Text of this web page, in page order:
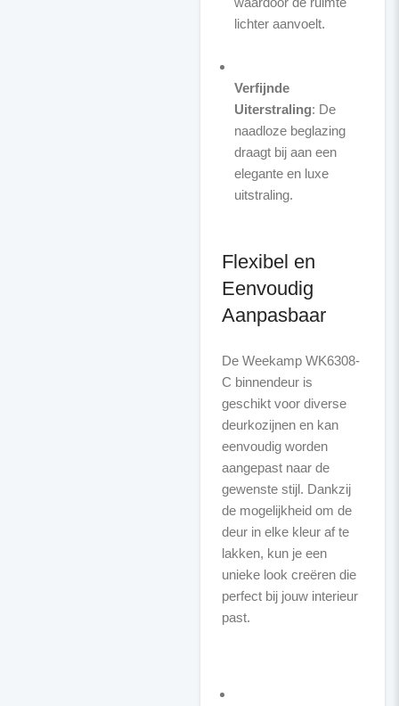
lichter aanvoelt.
Verfijnde
Uiterstraling: De
naadloze beglazing
draagt bij aan een
elegante en luxe
uitstraling.
Flexibel en
Eenvoudig
Aanpasbaar
De Weekamp WK6308-
C binnendeur is
geschikt voor diverse
deurkozijnen en kan
eenvoudig worden
aangepast naar de
gewenste stijl. Dankzij
de mogelijkheid om de
deur in elke kleur af te
lakken, kun je een
unieke look creëren die
perfect bij jouw interieur
past.